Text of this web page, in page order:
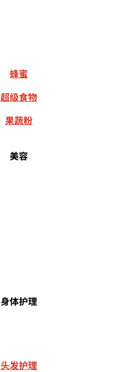
蜂蜜
超级食物
果蔬粉
美容
身体护理
头发护理